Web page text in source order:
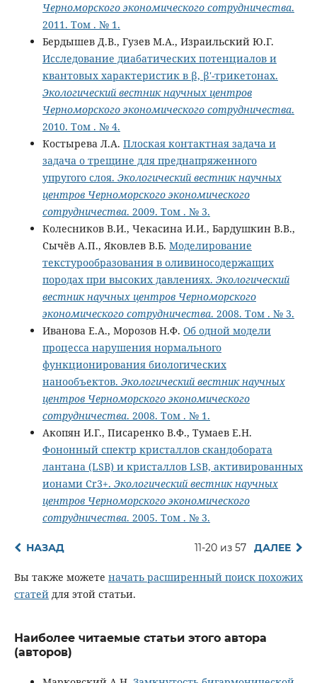
Черноморского экономического сотрудничества.
2011. Том . № 1.
Бердышев Д.В., Гузев М.А., Израильский Ю.Г.
Исследование диабатических потенциалов и
квантовых характеристик в β, β'-трикетонах.
Экологический вестник научных центров
Черноморского экономического сотрудничества.
2010. Том . № 4.
Костырева Л.А. Плоская контактная задача и
задача о трещине для преднапряженного
упругого слоя. Экологический вестник научных
центров Черноморского экономического
сотрудничества. 2009. Том . № 3.
Колесников В.И., Чекасина И.И., Бардушкин В.В.,
Сычёв А.П., Яковлев В.Б. Моделирование
текстурообразования в оливиносодержащих
породах при высоких давлениях. Экологический
вестник научных центров Черноморского
экономического сотрудничества. 2008. Том . № 3.
Иванова Е.А., Морозов Н.Ф. Об одной модели
процесса нарушения нормального
функционирования биологических
нанообъектов. Экологический вестник научных
центров Черноморского экономического
сотрудничества. 2008. Том . № 1.
Акопян И.Г., Писаренко В.Ф., Тумаев Е.Н.
Фононный спектр кристаллов скандобората
лантана (LSB) и кристаллов LSB, активированных
ионами Cr3+. Экологический вестник научных
центров Черноморского экономического
сотрудничества. 2005. Том . № 3.
НАЗАД 11-20 из 57 ДАЛЕЕ
Вы также можете начать расширенный поиск похожих
статейдля этой статьи.
Наиболее читаемые статьи этого автора
(авторов)